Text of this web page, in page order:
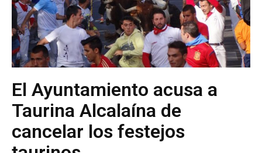
El Ayuntamiento acusa a
Taurina Alcalaína de
cancelar los festejos